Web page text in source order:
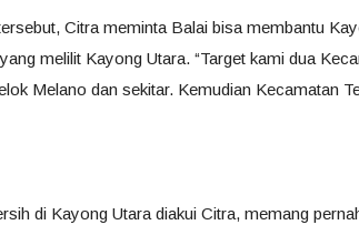
Citra meminta Balai bisa membantu
melilit Kayong Utara. “Target kami dua
Melano dan sekitar. Kemudian Kecamatan
di Kayong Utara diakui Citra, memang